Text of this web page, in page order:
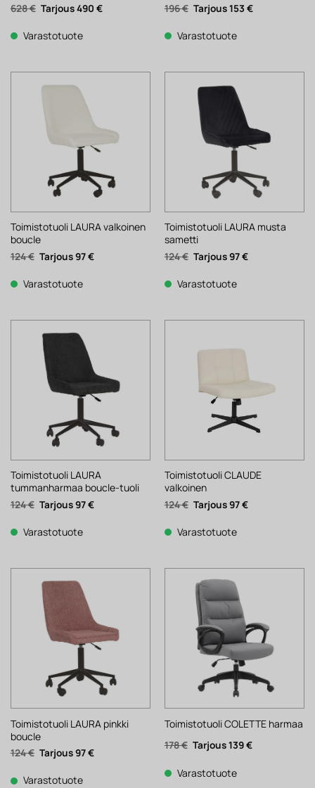
628€ Alkuperäinen
hinta
628 €.
490 €Nykyinen
Varastotuote
196€ Alkuperäinen
hinta
196 €.
153 €Nykyinen
Varastotuote
Toimistotuoli LAURA valkoinen
boucle
124€ Alkuperäinen
hinta
124 €.
97€Nykyinen
Varastotuote
Toimistotuoli LAURA musta
sametti
124€ Alkuperäinen
hinta
124 €.
97€Nykyinen
Varastotuote
Toimistotuoli LAURA
tummanharmaa boucle-tuoli
124€ Alkuperäinen
hinta
124 €.
97€Nykyinen
Varastotuote
Toimistotuoli CLAUDE
valkoinen
124€ Alkuperäinen
hinta
124 €.
97€Nykyinen
Varastotuote
Toimistotuoli LAURA pinkki
boucle
124€ Alkuperäinen
hinta
124 €.
97€Nykyinen
Varastotuote
Toimistotuoli COLETTE harmaa
178€ Alkuperäinen
hinta
178 €.
139€Nykyinen
Varastotuote